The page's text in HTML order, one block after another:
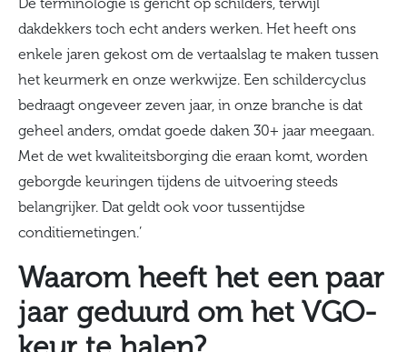
dakdekkers toch echt anders werken. Het heeft ons
enkele jaren gekost om de vertaalslag te maken tussen
het keurmerk en onze werkwijze. Een schildercyclus
bedraagt ongeveer zeven jaar, in onze branche is dat
geheel anders, omdat goede daken 30+ jaar meegaan.
Met de wet kwaliteitsborging die eraan komt, worden
geborgde keuringen tijdens de uitvoering steeds
belangrijker. Dat geldt ook voor tussentijdse
conditiemetingen.’
Waarom heeft het een paar
jaar geduurd om het VGO-